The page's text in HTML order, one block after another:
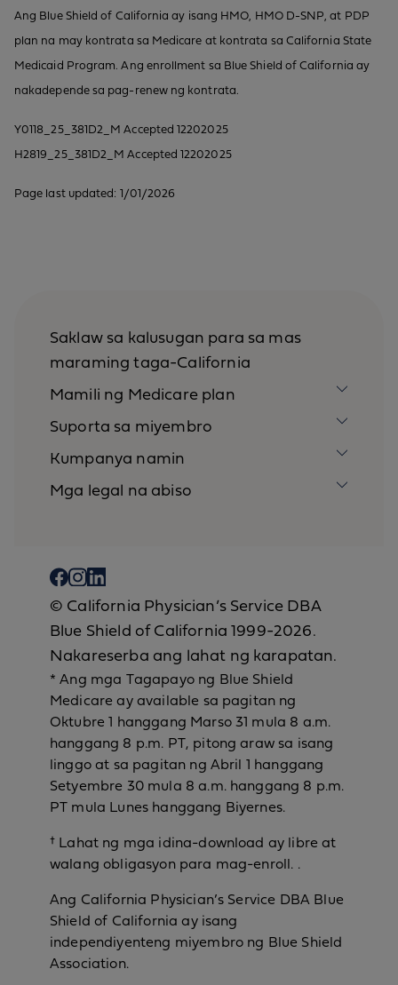
Ang Blue Shield of California ay isang HMO, HMO D-SNP, at PDP
plan na may kontrata sa Medicare at kontrata sa California State
Medicaid Program. Ang enrollment sa Blue Shield of California ay
nakadepende sa pag-renew ng kontrata.
Y0118_25_381D2_M Accepted 12202025
H2819_25_381D2_M Accepted 12202025
Page last updated: 1/01/2026
Saklaw sa kalusugan para sa mas
maraming taga-California
Mamili ng Medicare plan
Suporta sa miyembro
Kumpanya namin
Mga legal na abiso
© California Physician’s Service DBA
Blue Shield of California 1999-2026.
Nakareserba ang lahat ng karapatan.
* Ang mga Tagapayo ng Blue Shield
Medicare ay available sa pagitan ng
Oktubre 1 hanggang Marso 31 mula 8 a.m.
hanggang 8 p.m. PT, pitong araw sa isang
linggo at sa pagitan ng Abril 1 hanggang
Setyembre 30 mula 8 a.m. hanggang 8 p.m.
PT mula Lunes hanggang Biyernes.
† Lahat ng mga idina-download ay libre at
walang obligasyon para mag-enroll. .
Ang California Physician’s Service DBA Blue
Shield of California ay isang
independiyenteng miyembro ng Blue Shield
Association.